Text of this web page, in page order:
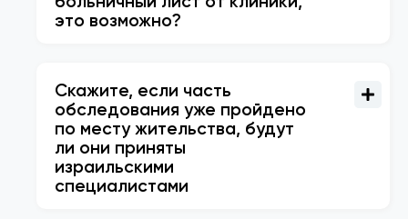
это возможно?
Скажите, если часть
обследования уже пройдено
по месту жительства, будут
ли они приняты
израильскими
специалистами